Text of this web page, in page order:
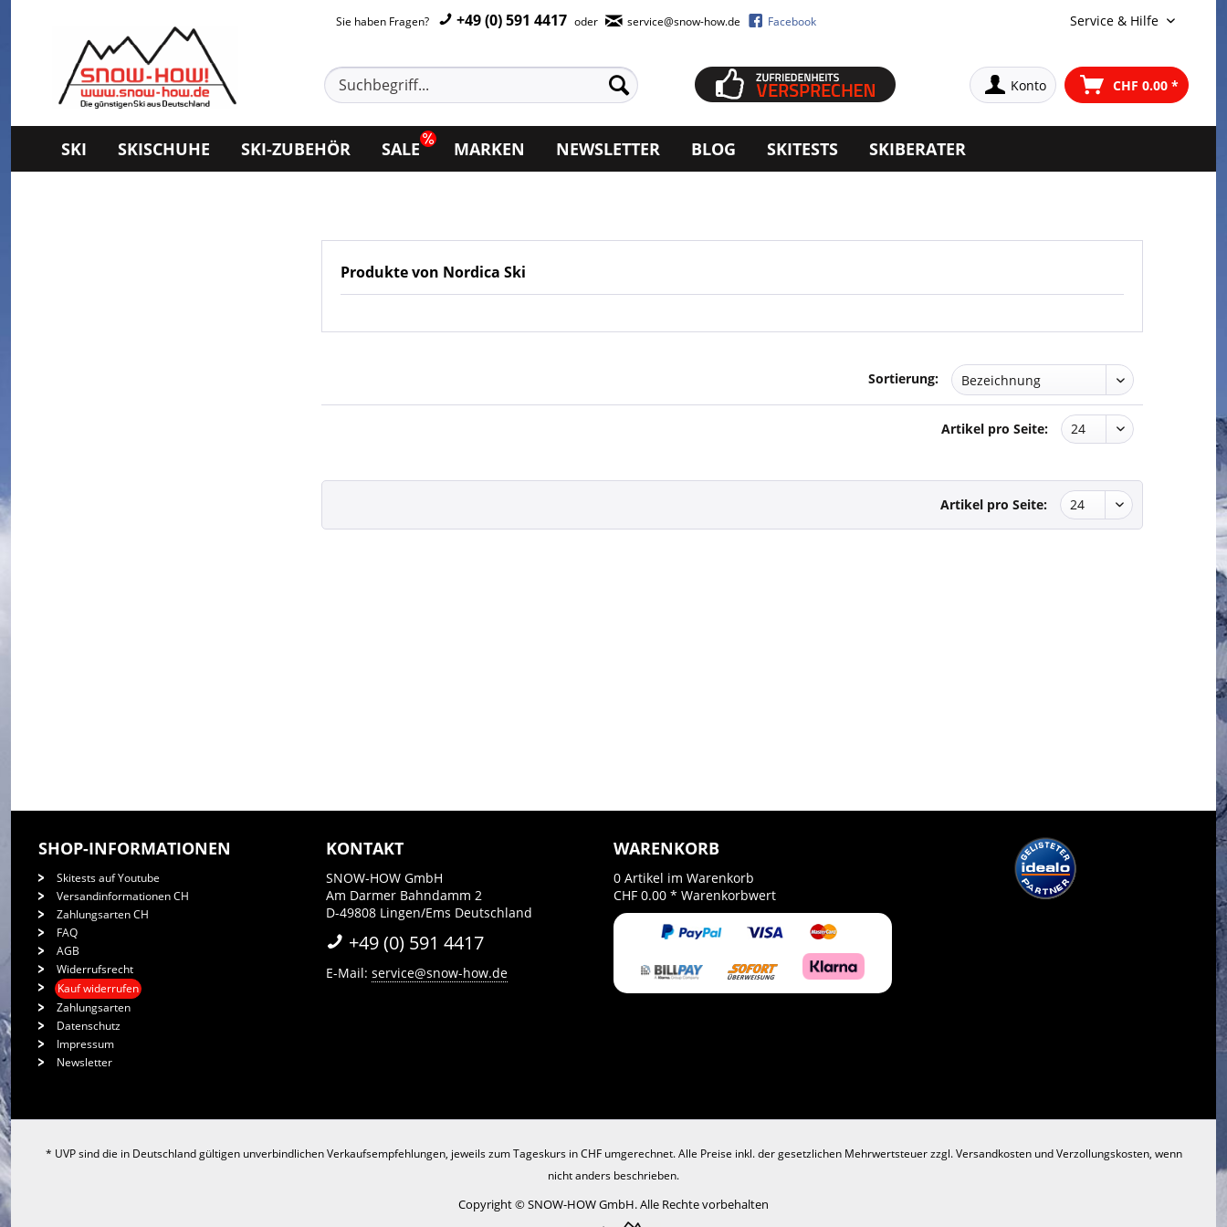
Sie haben Fragen? +49 (0) 591 4417 oder service@snow-how.de Facebook Service & Hilfe
Konto CHF 0.00 *
SKI SKISCHUHE SKI-ZUBEHÖR SALE MARKEN NEWSLETTER BLOG SKITESTS SKIBERATER
Produkte von Nordica Ski
Sortierung:
Artikel pro Seite:
Artikel pro Seite:
SHOP-INFORMATIONEN
Skitests auf Youtube
Versandinformationen CH
Zahlungsarten CH
FAQ
AGB
Widerrufsrecht
Kauf widerrufen
Zahlungsarten
Datenschutz
Impressum
Newsletter
KONTAKT
SNOW-HOW GmbH
Am Darmer Bahndamm 2
D-49808 Lingen/Ems Deutschland
+49 (0) 591 4417
E-Mail: service@snow-how.de
WARENKORB
0 Artikel im Warenkorb
CHF 0.00 * Warenkorbwert
* UVP sind die in Deutschland gültigen unverbindlichen Verkaufsempfehlungen, jeweils zum Tageskurs in CHF umgerechnet. Alle Preise inkl. der gesetzlichen Mehrwertsteuer zzgl.Versandkostenund Verzollungskosten, wenn
nicht anders beschrieben.
Copyright © SNOW-HOW GmbH. Alle Rechte vorbehalten